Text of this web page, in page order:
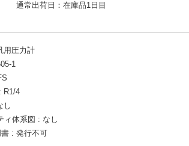
通常出荷日：在庫品1日目
用圧力計
1
R1/4
し
ィ体系図
なし
発行不可